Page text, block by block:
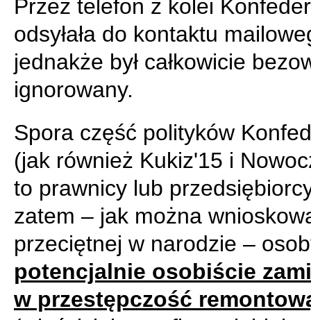
Przez telefon z kolei
odsyłała do kontaktu
jednakże był całkowicie
ignorowany.
Spora część polityków
(jak również Kukiz'15 i
to prawnicy lub
zatem – jak można
przeciętnej w narodzie –
potencjalnie osobiście
w przestępczość